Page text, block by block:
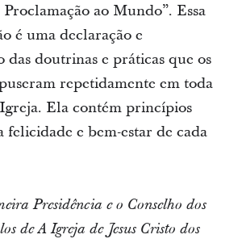
ao Mundo”. Essa
é uma declaração e
das doutrinas e práticas que os
repetidamente em toda
Ela contém princípios
felicidade e bem-estar de cada
Presidência e o Conselho dos
de A Igreja de Jesus Cristo dos